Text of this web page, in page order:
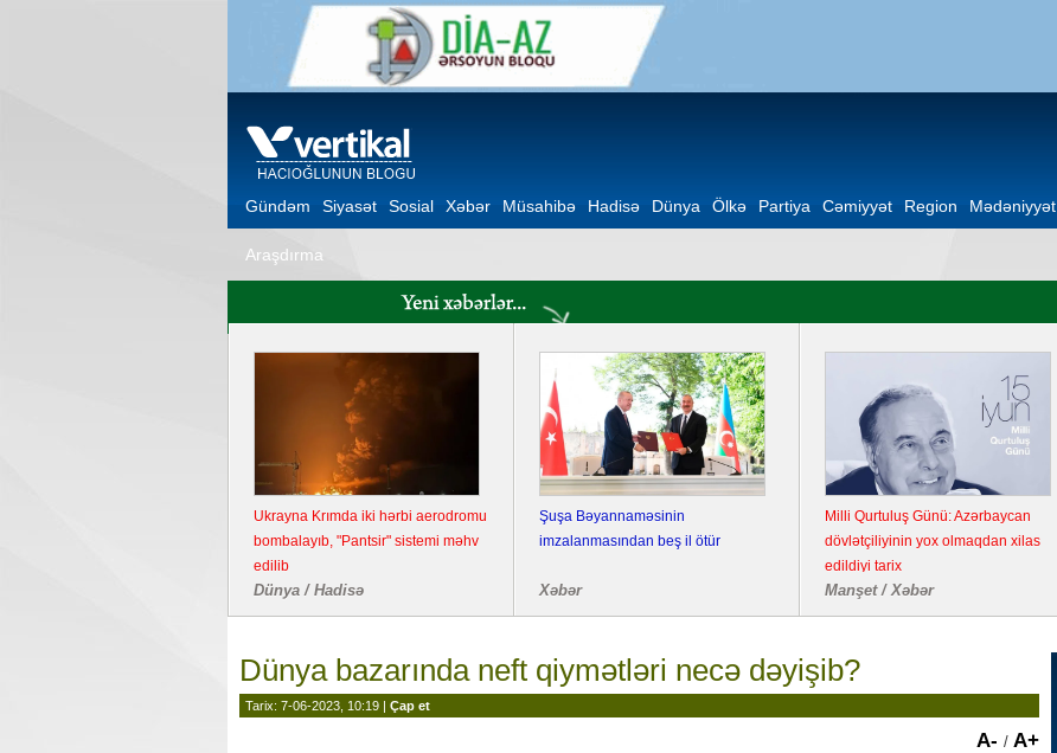
Gündəm Siyasət Sosial Xəbər Müsahibə Hadisə Dünya Ölkə Partiya Cəmiyyət Region Mədəniyyət
Araşdırma
Ukrayna Krımda iki hərbi aerodromu
bombalayıb, "Pantsir" sistemi məhv
edilib
Dünya / Hadisə
Şuşa Bəyannaməsinin
imzalanmasından beş il ötür
Xəbər
Milli Qurtuluş Günü: Azərbaycan
dövlətçiliyinin yox olmaqdan xilas
edildiyi tarix
Manşet / Xəbər
Dünya bazarında neft qiymətləri necə dəyişib?
Tarix: 7-06-2023, 10:19 | Çap et
A- / A+